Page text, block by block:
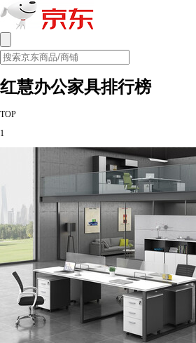
红慧办公家具排行榜
TOP
1